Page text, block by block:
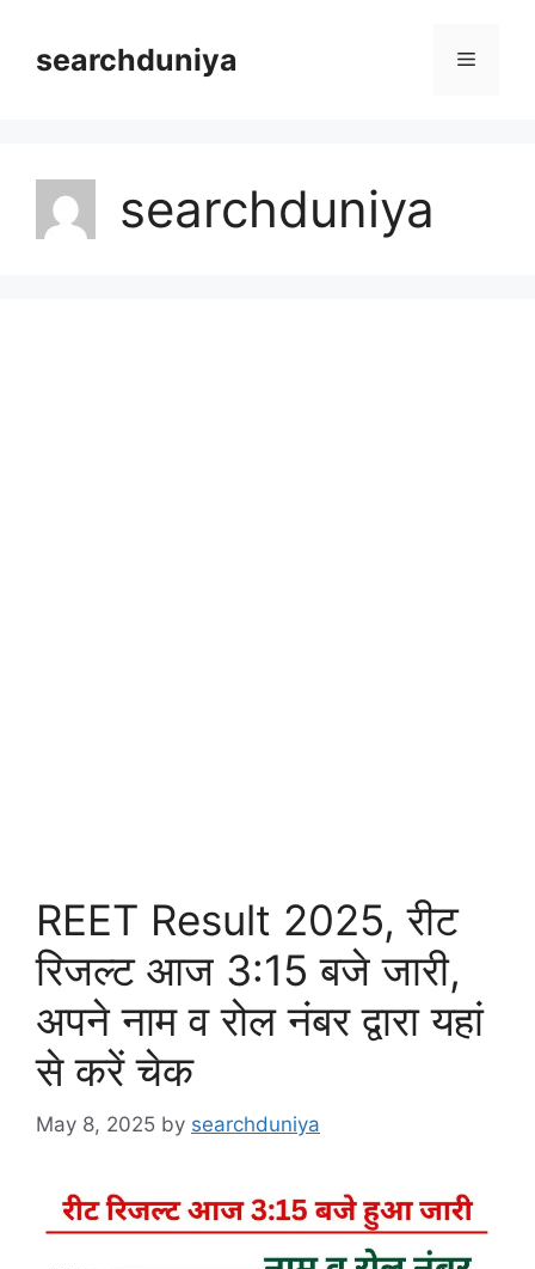
contentsearchduniya Menu
searchduniya
REET Result 2025, रीट
रिजल्ट आज 3:15 बजे जारी,
अपने नाम व रोल नंबर द्वारा यहां
से करें चेक
May 8, 2025 by searchduniya